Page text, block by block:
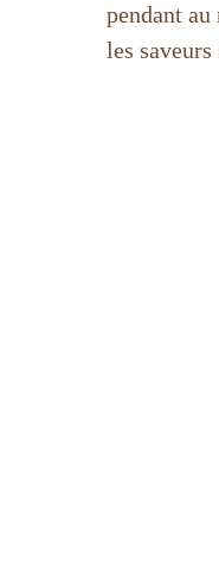
pendant
les saveurs